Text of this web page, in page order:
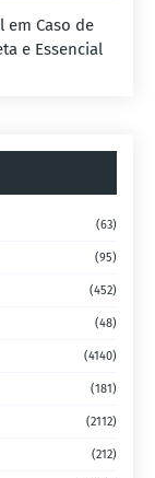
em Caso de
e Essencial
(63)
(95)
(452)
(48)
(4140)
(181)
(2112)
(212)